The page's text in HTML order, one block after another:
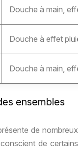
Douche à main,
Douche à effet pluie
Douche à main,
ensembles
de nombreux
de certains